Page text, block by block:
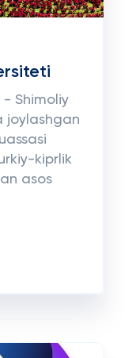
- Shimoliy
joylashgan
kiprlik
asos